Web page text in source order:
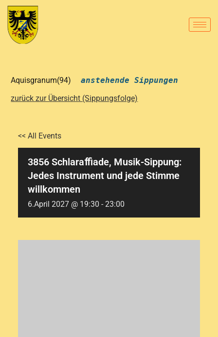
Aquisgranum(94)anstehende Sippungen
zurück zur Übersicht (Sippungsfolge)
<< All Events
3856 Schlaraﬃade, Musik-Sippung:
Jedes Instrument und jede Stimme
willkommen
6.April 2027 @ 19:30 -23:00